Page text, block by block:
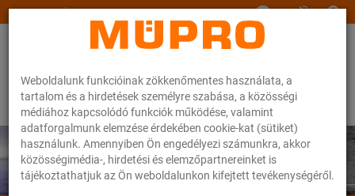
Weboldalunk funkcióinak zökkenőmentes használata, a
tartalom és a hirdetések személyre szabása, a közösségi
médiához kapcsolódó funkciók működése, valamint
adatforgalmunk elemzése érdekében cookie-kat (sütiket)
használunk. Amennyiben Ön engedélyezi számunkra, akkor
közösségimédia-, hirdetési és elemzőpartnereinket is
tájékoztathatjuk az Ön weboldalunkon kifejtett tevékenységéről.
www.muepro.hu